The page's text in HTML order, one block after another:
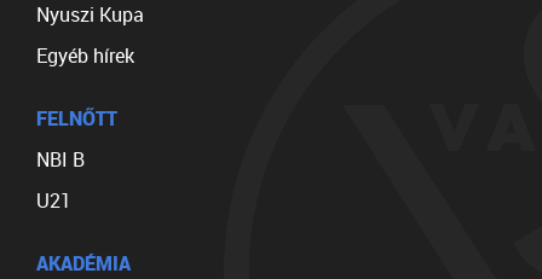
Nyuszi Kupa
Egyéb hírek
FELNŐTT
NBI B
U21
AKADÉMIA